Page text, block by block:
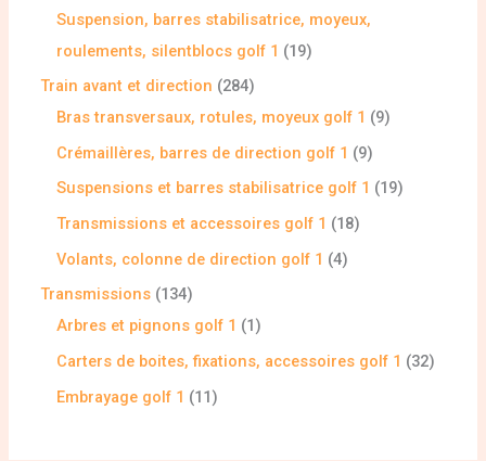
Suspension, barres stabilisatrice, moyeux,
roulements, silentblocs golf 1
19
Train avant et direction
284
Bras transversaux, rotules, moyeux golf 1
9
Crémaillères, barres de direction golf 1
9
Suspensions et barres stabilisatrice golf 1
19
Transmissions et accessoires golf 1
18
Volants, colonne de direction golf 1
4
Transmissions 134
Arbres et pignons golf 1
1
Carters de boites, fixations, accessoires golf 1
32
Embrayage golf 1
11